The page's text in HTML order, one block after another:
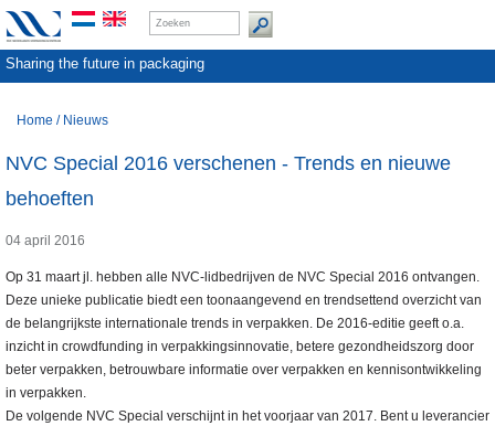
Sharing the future in packaging
Home / Nieuws
NVC Special 2016 verschenen - Trends en nieuwe
behoeften
04 april 2016
Op 31 maart jl. hebben alle NVC-lidbedrijven de NVC Special 2016 ontvangen.
Deze unieke publicatie biedt een toonaangevend en trendsettend overzicht van
de belangrijkste internationale trends in verpakken. De 2016-editie geeft o.a.
inzicht in crowdfunding in verpakkingsinnovatie, betere gezondheidszorg door
beter verpakken, betrouwbare informatie over verpakken en kennisontwikkeling
in verpakken.
De volgende NVC Special verschijnt in het voorjaar van 2017. Bent u leverancier